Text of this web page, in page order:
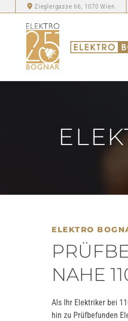
 Zieglergasse 66, 1070 Wien
ELEKTRO
NAHE
Als Ihr Elektriker bei
hin zu Prüfbefunden